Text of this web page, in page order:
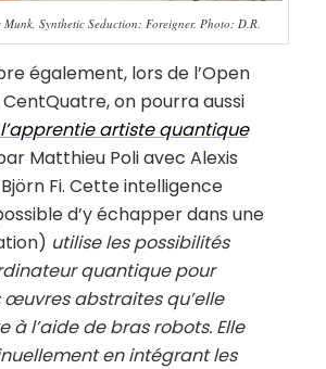
Synthetic Seduction: Foreigner. Photo: D.R.
également, lors de l’Open
on pourra aussi
l’apprentie artiste quantique
Matthieu Poli avec Alexis
Fi. Cette intelligence
d’y échapper dans une
utilise les possibilités
quantique pour
abstraites qu’elle
à l’aide de bras robots. Elle
en intégrant les